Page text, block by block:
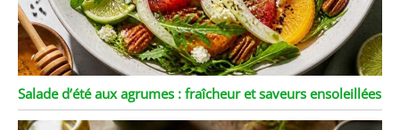
Salade d’été aux agrumes : fraîcheur et saveurs ensoleillées